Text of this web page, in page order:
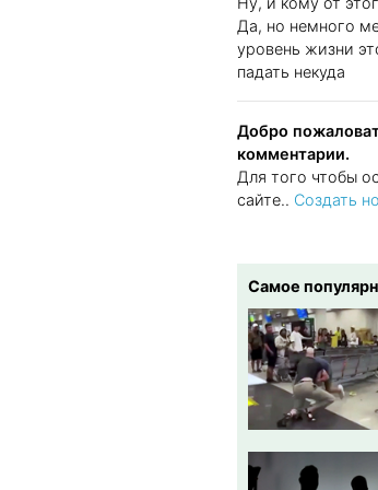
Да, но немного
уровень жизни
падать некуда
Добро
комментарии.
Для того чтобы
сайте.. Создать
Самое